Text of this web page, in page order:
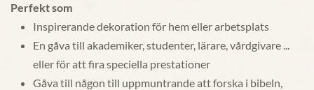
Perfekt som
Inspirerande dekoration för hem eller arbetsplats
En gåva till akademiker, studenter, lärare, vårdgivare ...
eller för att fira speciella prestationer
Gåva till någon till uppmuntrande att forska i bibeln,